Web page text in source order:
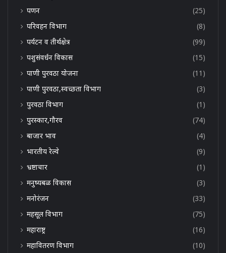
पणन
(25)
परिवहन विभाग
(8)
पर्यटन व तीर्थक्षेत्र
(99)
पशुसंवर्धन विकास
(15)
पाणी पुरवठा योजना
(11)
पाणी पुरवठा,स्वच्छता विभाग
(3)
पुरवठा विभाग
(1)
पुरस्कार,गौरव
(74)
बाजार भाव
(4)
भारतीय रेल्वे
(9)
भ्रष्टाचार
(1)
मनुष्यबळ विकास
(3)
मनोरंजन
(33)
महसूल विभाग
(75)
महाराष्ट्र
(16)
महावितरण विभाग
(10)